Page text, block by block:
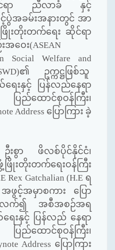
င်ရာ ညီလာခံ နှင့်
ပွဲအခမ်းအနားတွင် အာ
းတိုးတက်ရေး ဆိုင်ရာ
အဝေး(ASEAN
Social Welfare and
၏ ဥက္ကဋ္ဌဖြစ်သူ
းနှင့် ပြန်လည်နေရာ
ပြည်ထောင်စုဝန်ကြီး၊
Address ပြောကြား ခဲ့
းစွာ ဖိလစ်ပိုင်နိုင်ငံ၊
တိုးတက်ရေးဝန်ကြီး
Rex Gatchalian (H.E ရ
င့်အမှာစကား ပြော
လက်၍ အစီအစဉ်အရ
းနှင့် ပြန်လည် နေရာ
ပြည်ထောင်စုဝန်ကြီး၊
Address ပြောကြား